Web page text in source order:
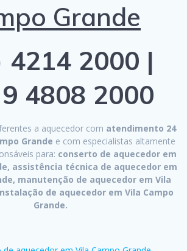
Grande
4214 2000 |
4808 2000
a aquecedor com atendimento 24
Grande e com especialistas altamente
para: conserto de aquecedor em
assistência técnica de aquecedor em
manutenção de aquecedor em Vila
de aquecedor em Vila Campo
Grande.